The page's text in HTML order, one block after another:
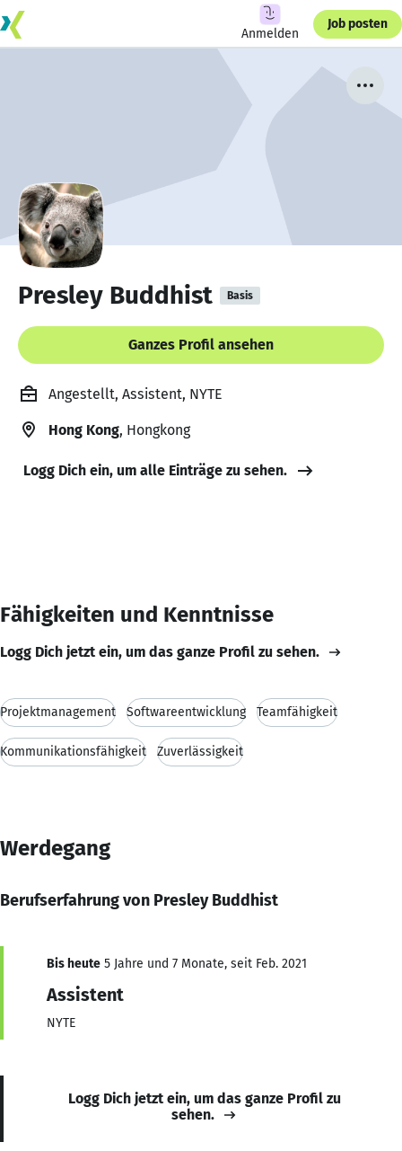
Anmelden
Job posten
Presley Buddhist Basis
Ganzes Profil ansehen
Angestellt, Assistent, NYTE
Hong Kong, Hongkong
Logg Dich ein, um alle Einträge zu sehen.
Fähigkeiten und Kenntnisse
Logg Dich jetzt ein, um das ganze Profil zu sehen.
Projektmanagement Softwareentwicklung Teamfähigkeit
Kommunikationsfähigkeit Zuverlässigkeit
Werdegang
Berufserfahrung von Presley Buddhist
Bis heute 5 Jahre und 7 Monate, seit Feb. 2021
Assistent
NYTE
Logg Dich jetzt ein, um das ganze Profil zu
sehen.